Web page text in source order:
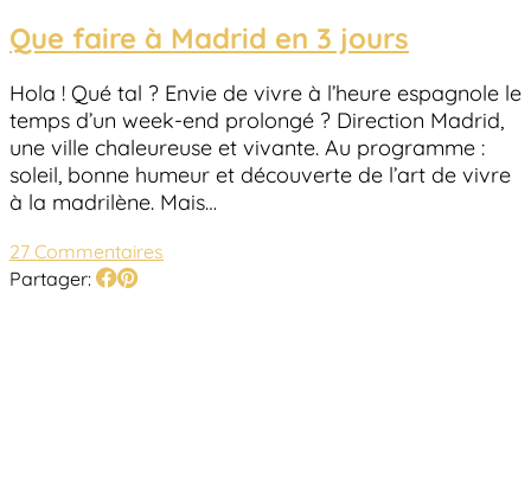
Que faire à Madrid en 3 jours
Hola ! Qué tal ? Envie de vivre à l’heure espagnole le
temps d’un week-end prolongé ? Direction Madrid,
une ville chaleureuse et vivante. Au programme :
soleil, bonne humeur et découverte de l’art de vivre
à la madrilène. Mais…
27 Commentaires
Partager: